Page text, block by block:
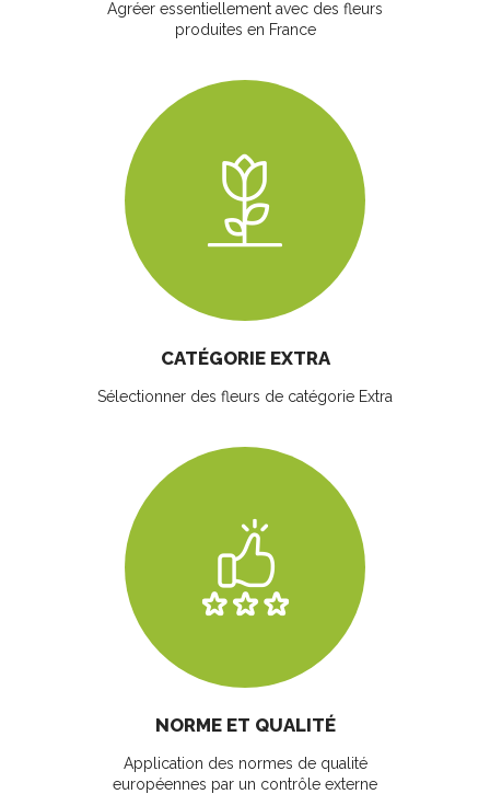
Agréer essentiellement avec des fleurs
produites en France
CATÉGORIE EXTRA
Sélectionner des fleurs de catégorie Extra
NORME ET QUALITÉ
Application des normes de qualité
européennes par un contrôle externe